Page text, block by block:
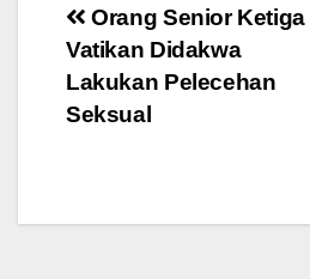
Post
navigation
Orang Senior Ketiga
Vatikan Didakwa
Lakukan Pelecehan
Seksual